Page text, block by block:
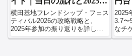
振り返り
横田基地フレンドシップ・フェス
ティバル2026の攻略戦略と、
2025年参加の振り返りを詳しく
ご紹介します。
2025
3.7〜
なチ
く解